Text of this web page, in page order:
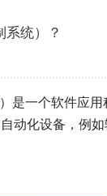
统）？
是一个软件应
动化设备，例